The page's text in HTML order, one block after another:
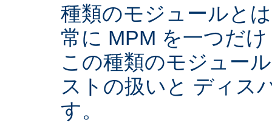
種類のモジュールと
常に MPM を一つだ
この種類のモジュー
ストの扱いと ディス
す。